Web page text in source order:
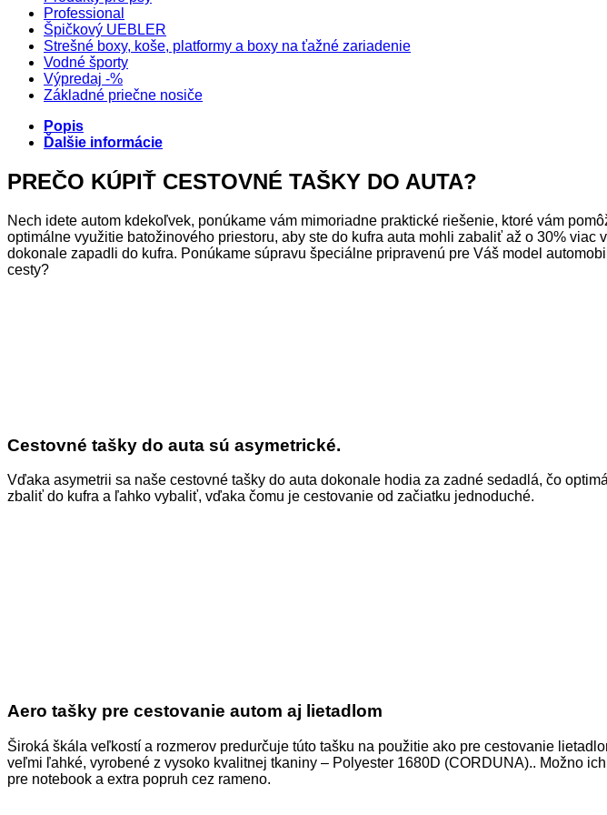
Professional
Špičkový UEBLER
Strešné boxy, koše, platformy a boxy na ťažné zariadenie
Vodné športy
Výpredaj -%
Základné priečne nosiče
Popis
Ďalšie informácie
PREČO KÚPIŤ CESTOVNÉ TAŠKY DO AUTA?
Nech idete autom kdekoľvek, ponúkame vám mimoriadne praktické riešenie, ktoré vám
optimálne využitie batožinového priestoru, aby ste do kufra auta mohli zabaliť až o 30%
dokonale zapadli do kufra. Ponúkame súpravu špeciálne pripravenú pre Váš model
cesty?
Cestovné tašky do auta sú asymetrické.
Vďaka asymetrii sa naše cestovné tašky do auta dokonale hodia za zadné sedadlá, čo
zbaliť do kufra a ľahko vybaliť, vďaka čomu je cestovanie od začiatku jednoduché.
Aero tašky pre cestovanie autom aj lietadlom
Široká škála veľkostí a rozmerov predurčuje túto tašku na použitie ako pre cestovanie
veľmi ľahké, vyrobené z vysoko kvalitnej tkaniny – Polyester 1680D (CORDUNA).. Možno
pre notebook a extra popruh cez rameno.